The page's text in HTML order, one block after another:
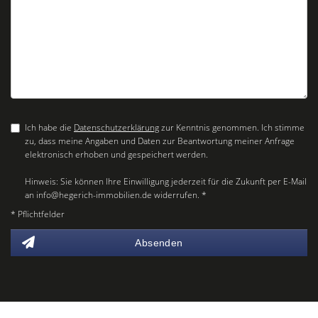
Ich habe die Datenschutzerklärungzur Kenntnis genommen. Ich stimme
zu, dass meine Angaben und Daten zur Beantwortung meiner Anfrage
elektronisch erhoben und gespeichert werden.
Hinweis: Sie können Ihre Einwilligung jederzeit für die Zukunft per E-Mail
an info@hegerich-immobilien.de widerrufen. *
* Pflichtfelder
Absenden